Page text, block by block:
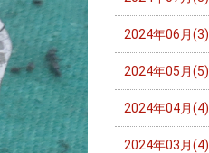
2024年06月(3)
2024年05月(5)
2024年04月(4)
2024年03月(4)